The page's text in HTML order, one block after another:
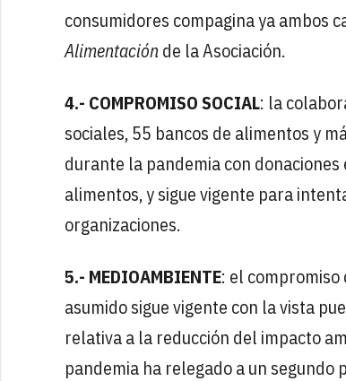
consumidores compagina ya ambos
Alimentación de la Asociación.
4.- COMPROMISO SOCIAL: la
sociales, 55 bancos de alimentos y
durante la pandemia con
alimentos, y sigue vigente para
organizaciones.
5.- MEDIOAMBIENTE: el
asumido sigue vigente con la vista
relativa a la reducción del impacto
pandemia ha relegado a un